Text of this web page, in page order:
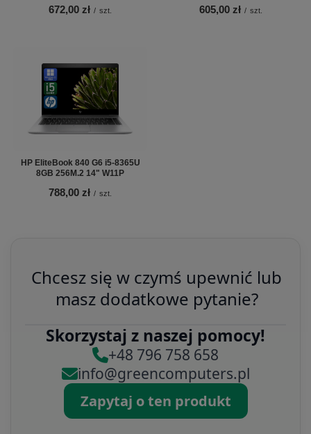
672,00 zł / szt. 605,00 zł / szt.
HP EliteBook 840 G6 i5-8365U
8GB 256M.2 14" W11P
788,00 zł / szt.
Chcesz się w czymś upewnić lub
masz dodatkowe pytanie?
Skorzystaj z naszej pomocy!
+48 796 758 658
info@greencomputers.pl
Zapytaj o ten produkt